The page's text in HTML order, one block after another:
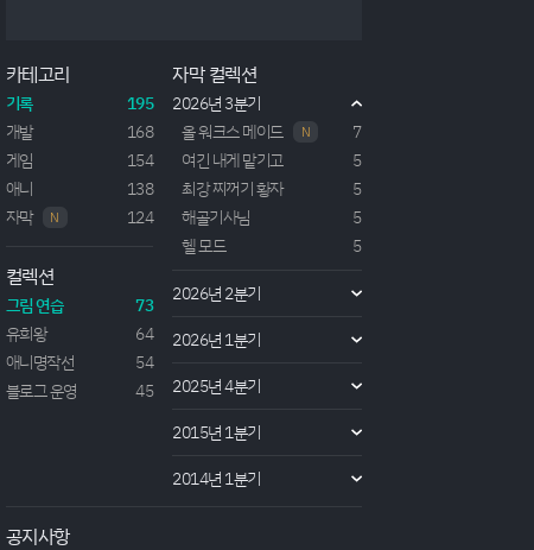
드'는 수도의 마법학교에 재학중인 1학년으로 이 학원
에서는 2학년이 되기위해 '사역마'를 소환해 거느려야
하는 진급 조건을 만족해야한다. 물론 알트를 제외한
다른...
카테고리
기록
195
개발
168
게임
154
애니
138
자막
N 124
컬렉션
그림 연습
73
유희왕
64
애니명작선
54
블로그 운영
45
자막 컬렉션
2026년 3분기
올 워크스 메이드
N
7
여긴 내게 맡기고
5
최강 찌꺼기 황자
5
해골기사님
5
헬 모드
5
2026년 2분기
2026년 1분기
2025년 4분기
2015년 1분기
2014년 1분기
공지사항